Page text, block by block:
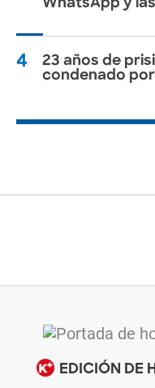
WhatsApp y
4
23 años de
condenado por
EDICIÓN DE